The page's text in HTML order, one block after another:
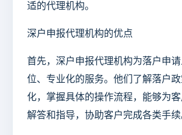
适的代理机构。
深户申报代理机构的优点
首先，深户申报代理机构为落户申
位、专业化的服务。他们了解落户
化，掌握具体的操作流程，能够为
解答和指导，协助客户完成各类手续